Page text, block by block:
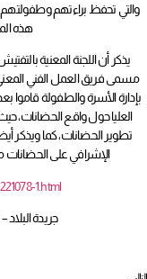
والتي تحفظ براءتهم
هذه
يذكر أن اللجنة المعنية
مسمى فريق العمل الفني المعني
بإدارة الأسرة والطفولة قاموا
العليا حول واقع الحضانات، حيث
الإشرافي على الحضانات
1.html
جريدة البلاد –